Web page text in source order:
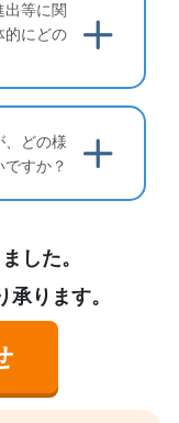
等に関
的にどの
、どの様
すか？
した。
ります。